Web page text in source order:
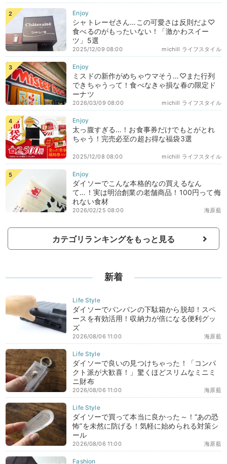
シャトレーゼさん…この可愛さは反則だよ♡
食べるのがもったいない！「激かわスイー
ツ」5選
michill ライフスタイル
2025/12/09 08:00
ミスドの新作がめちゃウマそう…♡また行列
できちゃうって！食べなきゃ損な春の限定ド
ーナツ
michill ライフスタイル
2026/03/09 08:00
太っ腹すぎる…！お食事券だけでもとがとれ
ちゃう！完売必至の超お得な福袋3選
michill ライフスタイル
2025/12/08 08:00
ダイソーでこんな本格的なの買えるなん
て…！実は明治創業の老舗商品！100円って侮
れない食材
海原藍
2026/02/25 08:00
カテゴリランキングをもっと見る
新着
ダイソーでパンパンの下駄箱から脱却！スペ
ースを有効活用！収納力が倍になる便利グッ
ズ
海原藍
2026/08/06 11:00
ダイソーで良いの見つけちゃった！「コンパ
クト派が大歓喜！」驚くほどスリムなミニミ
ニ財布
海原藍
2026/08/06 11:00
ダイソーで買って本当に良かった～！“あの恐
怖”を未然に防げる！気軽に始められる対策シ
ール
海原藍
2026/08/06 11:00